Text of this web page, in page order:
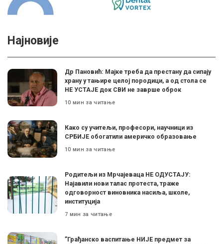
Најновије
Др Пановић: Мајке треба да престану да сипају
храну у тањире целој породици, а од стола се
НЕ УСТАЈЕ док СВИ не заврше оброк
10 мин за читање
Како су учитељи, професори, научници из
СРБИЈЕ обогатили америчко образовање
10 мин за читање
Родитељи из Мрчајеваца НЕ ОДУСТАЈУ:
Најавили нови талас протеста, траже
одговорност виновника насиља, школе,
институција
7 мин за читање
”Грађанско васпитање НИЈЕ предмет за